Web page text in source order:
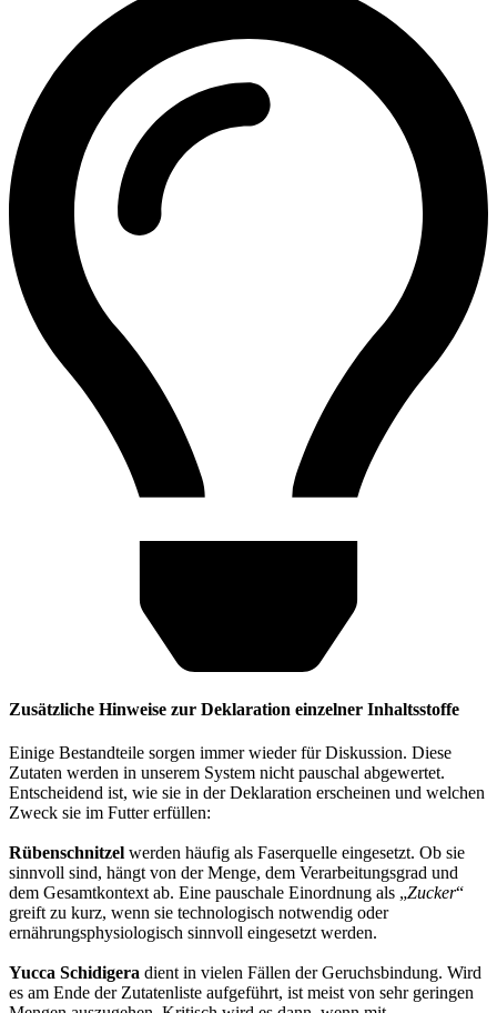
Zusätzliche Hinweise zur Deklaration einzelner Inhaltsstoffe
Einige Bestandteile sorgen immer wieder für Diskussion. Diese
Zutaten werden in unserem System nicht pauschal abgewertet.
Entscheidend ist, wie sie in der Deklaration erscheinen und welchen
Zweck sie im Futter erfüllen:
Rübenschnitzel werden häufig als Faserquelle eingesetzt. Ob sie
sinnvoll sind, hängt von der Menge, dem Verarbeitungsgrad und
dem Gesamtkontext ab. Eine pauschale Einordnung als „Zucker“
greift zu kurz, wenn sie technologisch notwendig oder
ernährungsphysiologisch sinnvoll eingesetzt werden.
Yucca Schidigera dient in vielen Fällen der Geruchsbindung. Wird
es am Ende der Zutatenliste aufgeführt, ist meist von sehr geringen